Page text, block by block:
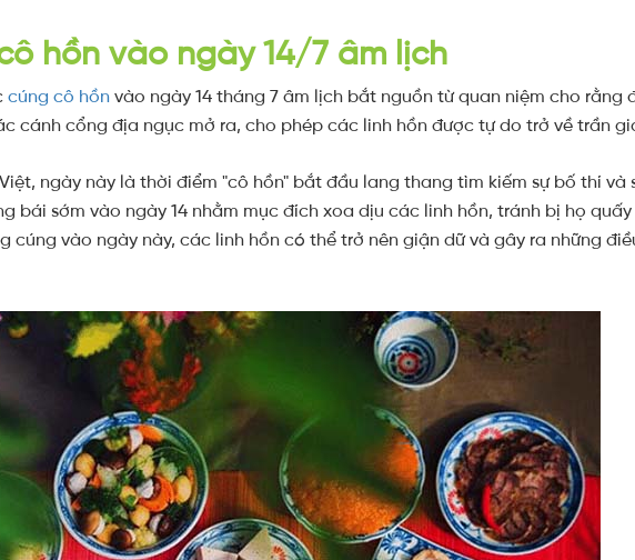
hồn vào ngày 14/7 âm lịch
cúng cô hồn vào ngày 14 tháng 7 âm lịch bắt nguồn từ quan niệm cho rằng
cánh cổng địa ngục mở ra, cho phép các linh hồn được tự do trở về trần
ngày này là thời điểm "cô hồn" bắt đầu lang thang tìm kiếm sự bố thí và
bái sớm vào ngày 14 nhằm mục đích xoa dịu các linh hồn, tránh bị họ quấy
cúng vào ngày này, các linh hồn có thể trở nên giận dữ và gây ra những